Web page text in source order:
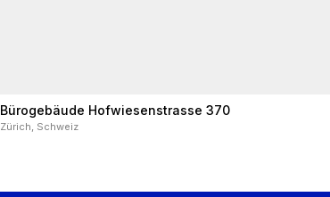
Bürogebäude Hofwiesenstrasse 370
Zürich, Schweiz